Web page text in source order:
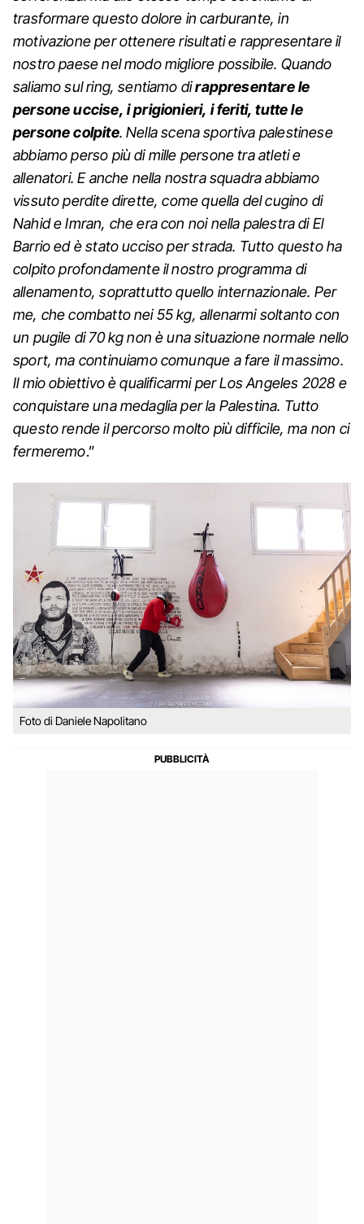
trasformare questo dolore in carburante, in
motivazione per ottenere risultati e rappresentare il
nostro paese nel modo migliore possibile. Quando
saliamo sul ring, sentiamo dirappresentare le
persone uccise, i prigionieri, i feriti, tutte le
persone colpite. Nella scena sportiva palestinese
abbiamo perso più di mille persone tra atleti e
allenatori. E anche nella nostra squadra abbiamo
vissuto perdite dirette, come quella del cugino di
Nahid e Imran, che era con noi nella palestra di El
Barrio ed è stato ucciso per strada. Tutto questo ha
colpito profondamente il nostro programma di
allenamento, soprattutto quello internazionale. Per
me, che combatto nei 55 kg, allenarmi soltanto con
un pugile di 70 kg non è una situazione normale nello
sport, ma continuiamo comunque a fare il massimo.
Il mio obiettivo è qualificarmi per Los Angeles 2028 e
conquistare una medaglia per la Palestina. Tutto
questo rende il percorso molto più difficile, ma non ci
fermeremo.”
Foto di Daniele Napolitano